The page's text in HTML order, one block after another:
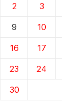
2 3
9 10
16 17
23 24
30